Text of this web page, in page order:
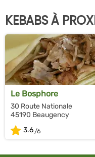
KEBABS À
Le Bosphore
30 Route Nationale
45190 Beaugency
3.6